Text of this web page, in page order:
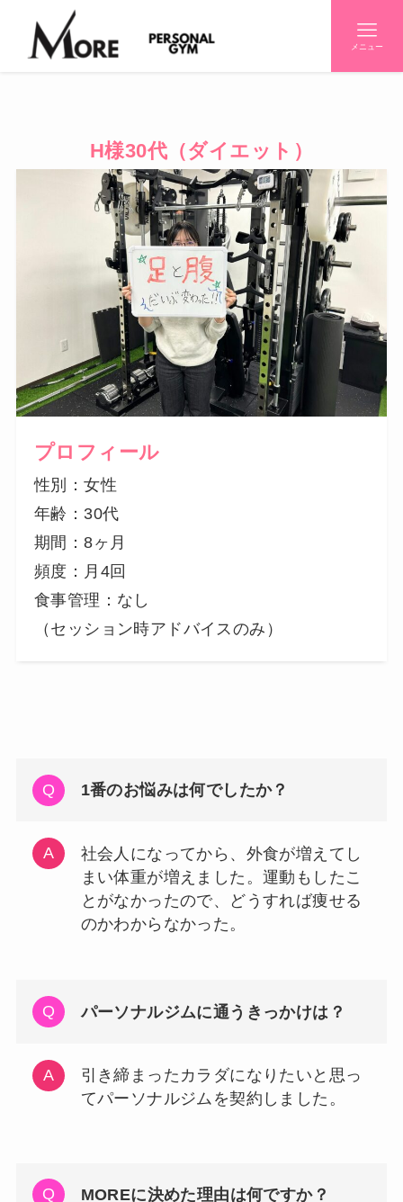
メニュー
H様30代（ダイエット）
プロフィール
性別：女性
年齢：30代
期間：8ヶ月
頻度：月4回
食事管理：なし
（セッション時アドバイスのみ）
1番のお悩みは何でしたか？
社会人になってから、外食が増えてし
まい体重が増えました。運動もしたこ
とがなかったので、どうすれば痩せる
のかわからなかった。
パーソナルジムに通うきっかけは？
引き締まったカラダになりたいと思っ
てパーソナルジムを契約しました。
MOREに決めた理由は何ですか？